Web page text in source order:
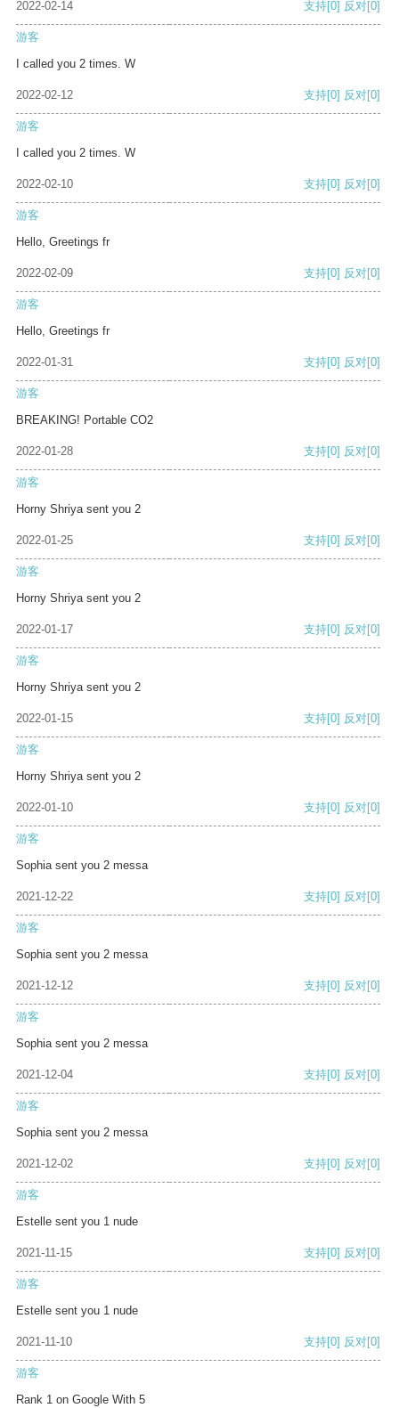
2022-02-14 支持[0] 反对[0]
游客
I called you 2 times. W
2022-02-12 支持[0] 反对[0]
游客
I called you 2 times. W
2022-02-10 支持[0] 反对[0]
游客
Hello, Greetings fr
2022-02-09 支持[0] 反对[0]
游客
Hello, Greetings fr
2022-01-31 支持[0] 反对[0]
游客
BREAKING! Portable CO2
2022-01-28 支持[0] 反对[0]
游客
Horny Shriya sent you 2
2022-01-25 支持[0] 反对[0]
游客
Horny Shriya sent you 2
2022-01-17 支持[0] 反对[0]
游客
Horny Shriya sent you 2
2022-01-15 支持[0] 反对[0]
游客
Horny Shriya sent you 2
2022-01-10 支持[0] 反对[0]
游客
Sophia sent you 2 messa
2021-12-22 支持[0] 反对[0]
游客
Sophia sent you 2 messa
2021-12-12 支持[0] 反对[0]
游客
Sophia sent you 2 messa
2021-12-04 支持[0] 反对[0]
游客
Sophia sent you 2 messa
2021-12-02 支持[0] 反对[0]
游客
Estelle sent you 1 nude
2021-11-15 支持[0] 反对[0]
游客
Estelle sent you 1 nude
2021-11-10 支持[0] 反对[0]
游客
Rank 1 on Google With 5